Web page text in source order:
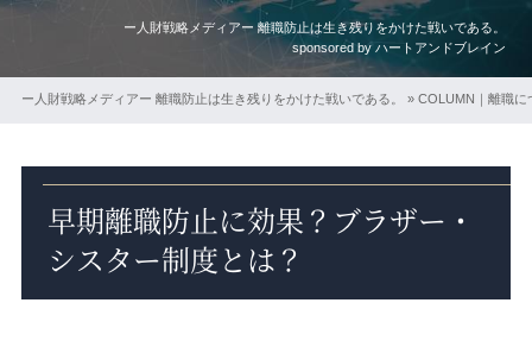
ー人財戦略メディアー 離職防止は生き残りをかけた戦いである。
sponsored by ハートアンドブレイン
ー人財戦略メディアー 離職防止は生き残りをかけた戦いである。 » COLUMN｜離職に
早期離職防止に効果？ブラザー・
シスター制度とは？